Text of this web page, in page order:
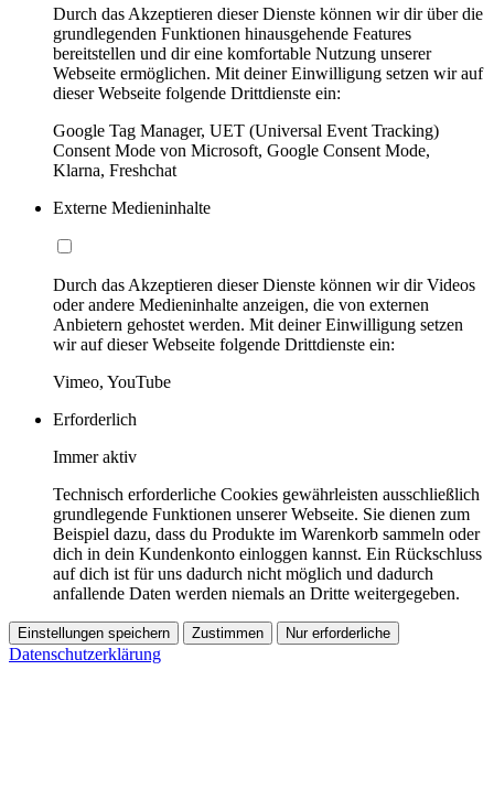
Durch das Akzeptieren dieser Dienste können wir dir über die
grundlegenden Funktionen hinausgehende Features
bereitstellen und dir eine komfortable Nutzung unserer
Webseite ermöglichen. Mit deiner Einwilligung setzen wir auf
dieser Webseite folgende Drittdienste ein:
Google Tag Manager, UET (Universal Event Tracking)
Consent Mode von Microsoft, Google Consent Mode,
Klarna, Freshchat
Externe Medieninhalte
Durch das Akzeptieren dieser Dienste können wir dir Videos
oder andere Medieninhalte anzeigen, die von externen
Anbietern gehostet werden. Mit deiner Einwilligung setzen
wir auf dieser Webseite folgende Drittdienste ein:
Vimeo, YouTube
Erforderlich
Immer aktiv
Technisch erforderliche Cookies gewährleisten ausschließlich
grundlegende Funktionen unserer Webseite. Sie dienen zum
Beispiel dazu, dass du Produkte im Warenkorb sammeln oder
dich in dein Kundenkonto einloggen kannst. Ein Rückschluss
auf dich ist für uns dadurch nicht möglich und dadurch
anfallende Daten werden niemals an Dritte weitergegeben.
Einstellungen speichern Zustimmen Nur erforderliche
Datenschutzerklärung